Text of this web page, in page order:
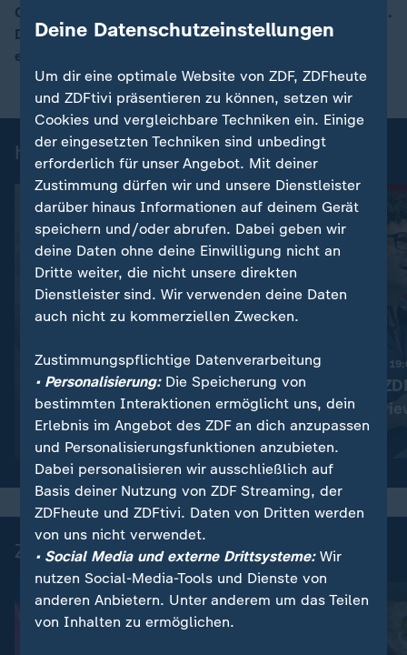
00:15
Generaldirektor und Nachrichtenchefin der BBC zurück.
Der US-Präsident droht dem britischen Sender mit
einer Milliardenklage.
heute 19:00 Uhr: Einzelbeiträge
Nachrichten | heute 19:00 Uhr:
Trotz Krieg:
Leihmutterschaft in der
Ukraine
Nachrichten | heute
Pantisano im
Video
Zuletzt auf ZDFheute veröffentlicht
Deine Datenschutzeinstellungen
Um dir eine optimale Website von ZDF, ZDFheute
und ZDFtivi präsentieren zu können, setzen wir
Cookies und vergleichbare Techniken ein. Einige
der eingesetzten Techniken sind unbedingt
erforderlich für unser Angebot. Mit deiner
Zustimmung dürfen wir und unsere Dienstleister
darüber hinaus Informationen auf deinem Gerät
speichern und/oder abrufen. Dabei geben wir
deine Daten ohne deine Einwilligung nicht an
Dritte weiter, die nicht unsere direkten
Dienstleister sind. Wir verwenden deine Daten
auch nicht zu kommerziellen Zwecken.
Zustimmungspflichtige Datenverarbeitung
• Personalisierung:Die Speicherung von
bestimmten Interaktionen ermöglicht uns, dein
Erlebnis im Angebot des ZDF an dich anzupassen
und Personalisierungsfunktionen anzubieten.
Dabei personalisieren wir ausschließlich auf
Basis deiner Nutzung von ZDF Streaming, der
ZDFheute und ZDFtivi. Daten von Dritten werden
von uns nicht verwendet.
• Social Media und externe Drittsysteme:Wir
nutzen Social-Media-Tools und Dienste von
anderen Anbietern. Unter anderem um das Teilen
von Inhalten zu ermöglichen.